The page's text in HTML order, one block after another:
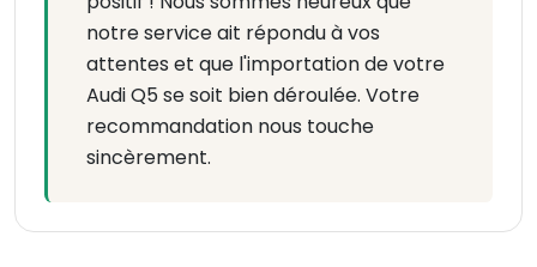
notre service ait répondu à vos
attentes et que l'importation de votre
Audi Q5 se soit bien déroulée. Votre
recommandation nous touche
sincèrement.